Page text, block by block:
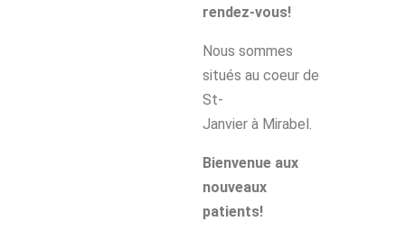
rendez-vous!
Nous sommes
situés au coeur de
St-
Janvier à Mirabel.
Bienvenue aux
nouveaux
patients!